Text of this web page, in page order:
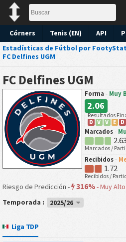
Córners Tenis (EN) API
Estadísticas de Fútbol por
FC Delfines UGM
FC Delfines UGM
Forma - Muy
2.06
Resultados
D
V V E
D
Marcados -
2.63
Marcados /
Recibidos -
1.72
Recibidos /
Riesgo de Predicción - 316%-Muy
Temporada :
2025/26
Liga TDP